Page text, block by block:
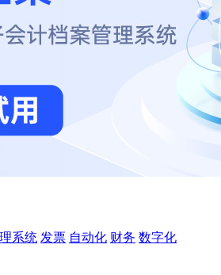
系统 发票 自动化 财务 数字化